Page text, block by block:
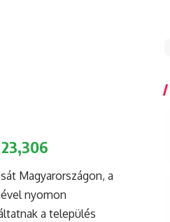
23,306
Magyarországon, a
nyomon
a település